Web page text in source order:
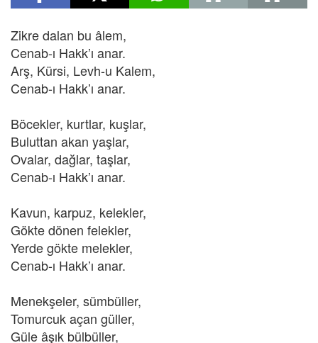
Zikre dalan bu âlem,
Cenab-ı Hakk’ı anar.
Arş, Kürsi, Levh-u Kalem,
Cenab-ı Hakk’ı anar.
Böcekler, kurtlar, kuşlar,
Buluttan akan yaşlar,
Ovalar, dağlar, taşlar,
Cenab-ı Hakk’ı anar.
Kavun, karpuz, kelekler,
Gökte dönen felekler,
Yerde gökte melekler,
Cenab-ı Hakk’ı anar.
Menekşeler, sümbüller,
Tomurcuk açan güller,
Güle âşık bülbüller,